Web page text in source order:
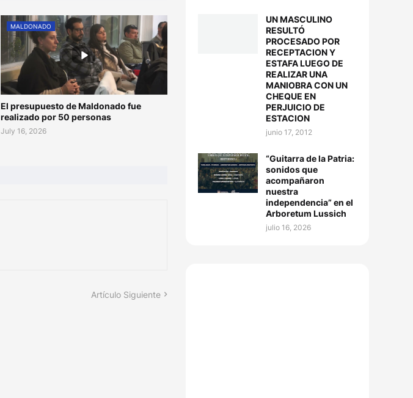
MALDONADO
El presupuesto de Maldonado fue
realizado por 50 personas
July 16, 2026
Artículo Siguiente
UN MASCULINO
RESULTÓ
PROCESADO POR
RECEPTACION Y
ESTAFA LUEGO DE
REALIZAR UNA
MANIOBRA CON UN
CHEQUE EN
PERJUICIO DE
ESTACION
junio 17, 2012
“Guitarra de la Patria:
sonidos que
acompañaron
nuestra
independencia” en el
Arboretum Lussich
julio 16, 2026